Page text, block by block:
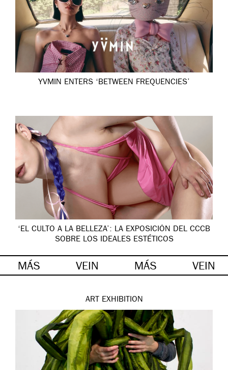
YVMIN ENTERS ‘BETWEEN FREQUENCIES’
‘EL CULTO A LA BELLEZA’: LA EXPOSICIÓN DEL CCCB
SOBRE LOS IDEALES ESTÉTICOS
MÁS VEIN MÁS VEIN
ART EXHIBITION